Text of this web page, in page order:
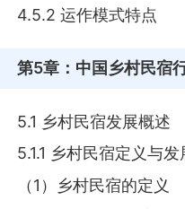
4.5.2 运作模式特点
第5章 ：中国乡村民宿
5.1 乡村民宿发展概述
5.1.1 乡村民宿定义与发
（1）乡村民宿的定义